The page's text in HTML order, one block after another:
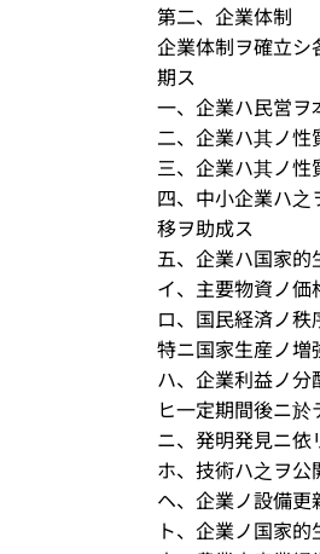
第二、企業体制
企業体制ヲ確立
期ス
一、企業ハ民営ヲ
二、企業ハ其ノ
三、企業ハ其ノ
四、中小企業ハ
移ヲ助成ス
五、企業ハ国家
イ、主要物資ノ
ロ、国民経済ノ
特ニ国家生産ノ増
ハ、企業利益ノ
ヒ一定期間後ニ
ニ、発明発見ニ
ホ、技術ハ之ヲ
ヘ、企業ノ設備
ト、企業ノ国家